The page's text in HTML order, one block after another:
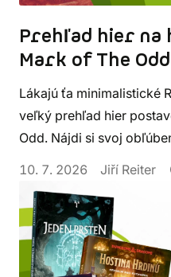
Prehľad hier
Mark of The Odd
Lákajú ťa minimalistické
veľký prehľad hier
Odd. Nájdi si svoj
10. 7. 2026
Jiří Reiter